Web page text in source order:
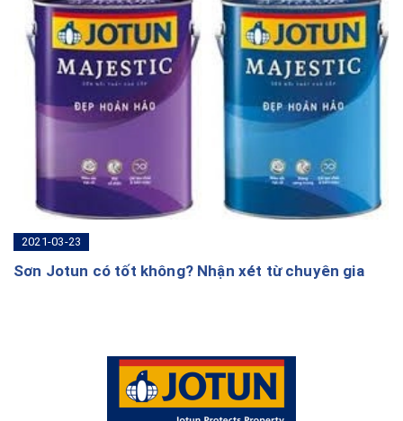
2021-03-23
Sơn Jotun có tốt không? Nhận xét từ chuyên gia